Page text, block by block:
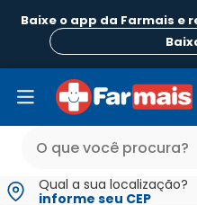
Baixe o app da Farmais e
Qual a sua localização?
informe seu CEP